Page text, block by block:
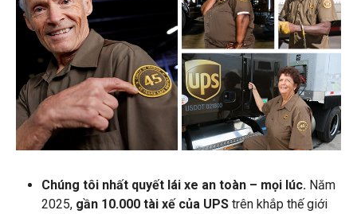
Chúng tôi nhất quyết lái xe an toàn – mọi lúc. Năm
2025, gần 10.000 tài xế của UPS trên khắp thế giới